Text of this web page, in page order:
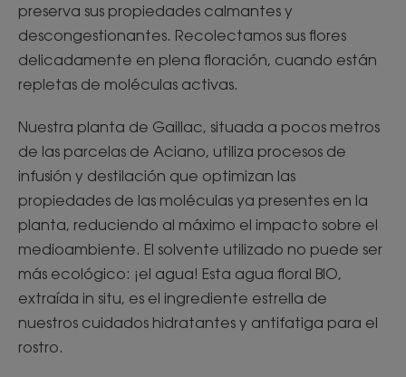
preserva sus propiedades calmantes y
descongestionantes. Recolectamos sus flores
delicadamente en plena floración, cuando están
repletas de moléculas activas.
Nuestra planta de Gaillac, situada a pocos metros
de las parcelas de Aciano, utiliza procesos de
infusión y destilación que optimizan las
propiedades de las moléculas ya presentes en la
planta, reduciendo al máximo el impacto sobre el
medioambiente. El solvente utilizado no puede ser
más ecológico: ¡el agua! Esta agua floral BIO,
extraída in situ, es el ingrediente estrella de
nuestros cuidados hidratantes y antifatiga para el
rostro.